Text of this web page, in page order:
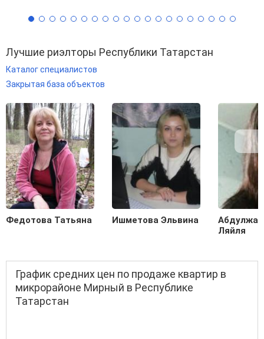
Лучшие риэлторы Республики Татарстан
Каталог специалистов
Закрытая база объектов
Федотова Татьяна Ишметова Эльвина
Ляйля
График средних цен по продаже квартир в
микрорайоне Мирный в Республике
Татарстан